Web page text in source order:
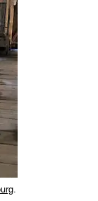
.